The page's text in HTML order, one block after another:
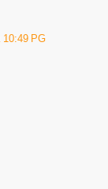
10:49 PG